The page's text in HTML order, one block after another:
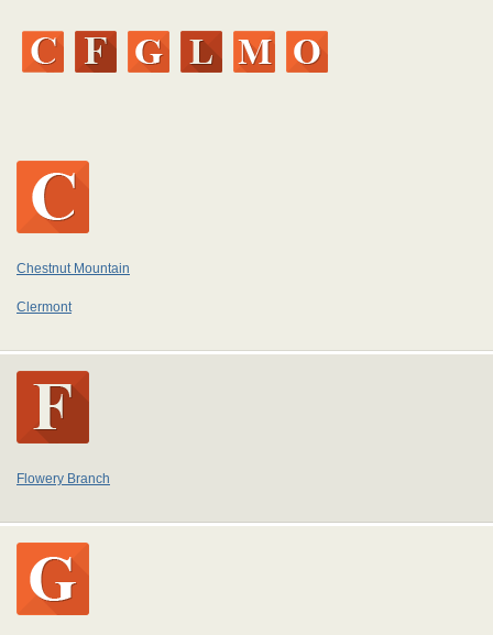
Chestnut Mountain
Clermont
Flowery Branch